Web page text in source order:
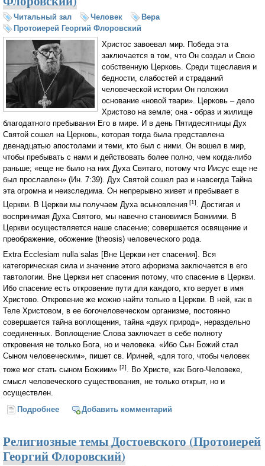
Читальный зал Человек
Вера
Протоиерей Георгий Флоровский
Христос завоевал мир. Победа эта
заключается в том, что Он создал и Свою
собственную Церковь. Среди тщеславия и
бедности, слабостей и страданий
человеческой истории Он положил
основание «новой твари». Церковь – дело
Христово на земле; она - образ и жилище
благодатного пребывания Его в мире. И в день Пятидесятницы Дух
Святой сошел на Церковь, которая тогда была представлена
двенадцатью апостолами и теми, кто был с ними. Он вошел в мир,
чтобы пребывать с нами и действовать более полно, чем когда-либо
раньше; «еще не было на них Духа Святаго, потому что Иисус еще не
был прославлен» (Ин. 7:39). Дух Святой сошел раз и навсегда Тайна
эта огромна и неизследима. Он непрерывно живет и пребывает в
Церкви. В Церкви мы получаем Духа всыновления [1]. Достигая и
воспринимая Духа Святого, мы навечно становимся Божиими. В
Церкви осуществляется наше спасение; совершается освящение и
преображение, обожение (theosis) человеческого рода.
Extra Ecclesiam nulla salas [Вне Церкви нет спасения]. Вся
категорическая сила и значение этого афоризма заключается в его
тавтологии. Вне Церкви нет спасения потому, что спасение в Церкви.
Ибо спасение есть откровение пути для каждого, кто верует в имя
Христово. Откровение же можно найти только в Церкви. В ней, как в
Теле Христовом, в ее богочеловеческом организме, постоянно
совершается тайна воплощения, тайна «двух природ», нераздельно
соединенных. Воплощение Слова заключает в себе полноту
откровения не только Бога, но и человека. «Ибо Сын Божий стал
Сыном человеческим», пишет св. Ириней, «для того, чтобы человек
тоже мог стать сыном Божиим» [2]. Во Христе, как Бого-Человеке,
смысл человеческого существования, не только открыт, но и
осуществлен.
Подробнее о Соборность Церкви. Богочеловеческое единство и
Добавить комментарий
Религиозные темы Достоевского (Протоиерей
Георгий Флоровский)